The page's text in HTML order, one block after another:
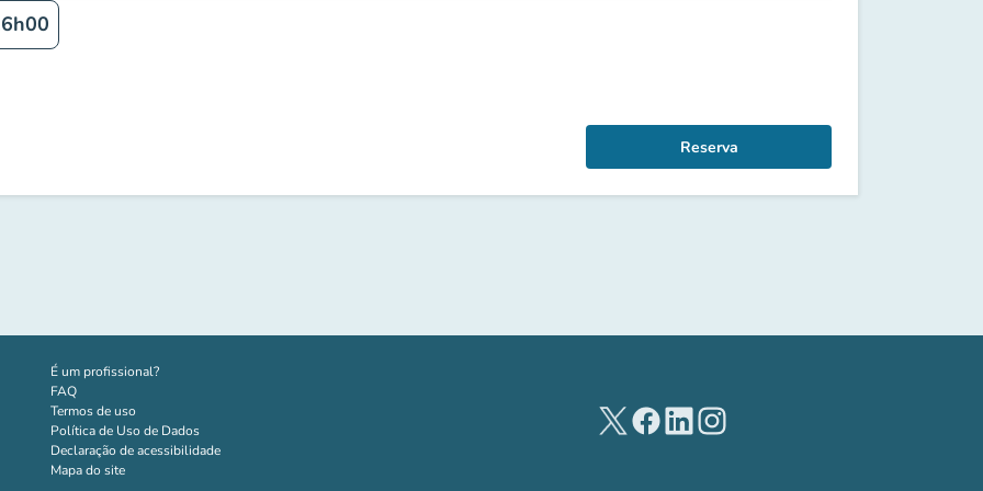
Reserva
É um profissional?(novo separador)
FAQ
Termos de uso
Política de Uso de Dados
Declaração de acessibilidade
Mapa do site
(novo separador)
(novo separador)
(novo separador)